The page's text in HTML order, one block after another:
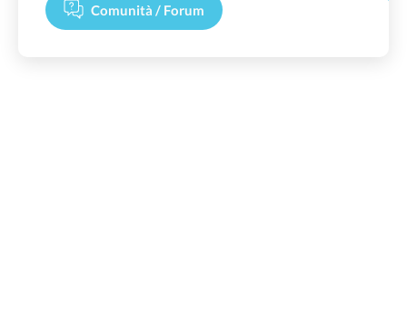
Comunità / Forum